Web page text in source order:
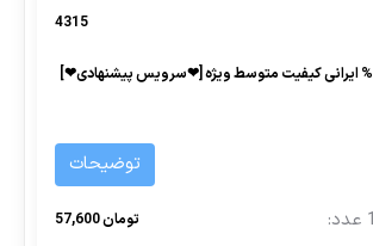
4315
🔴 لایک 80% ایرانی کیفیت متوسط ویژه [❤سرویس پیشنهادی❤]
توضیحات
تومان 57,600